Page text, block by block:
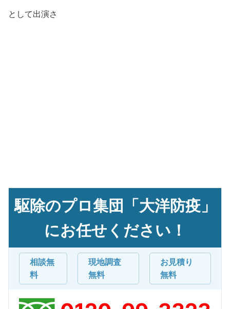
として出演さ
駆除のプロ集団「大洋防疫」
にお任せください！
相談無
料
現地調査
無料
お見積り
無料